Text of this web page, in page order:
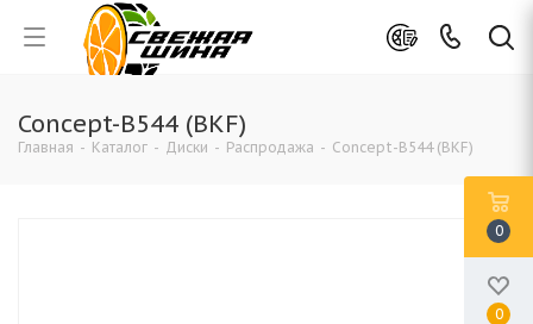
Concept-B544 (BKF)
Главная - Каталог - Диски - Распродажа - Concept-B544 (BKF)
0
0